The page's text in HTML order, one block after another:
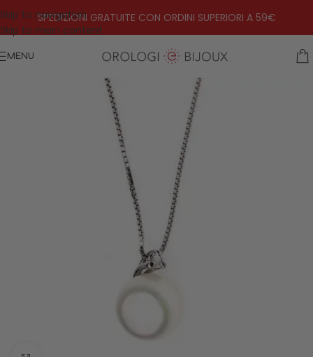
Skip to navigation
Skip to main content
SPEDIZIONI GRATUITE CON ORDINI SUPERIORI A 59€
MENU